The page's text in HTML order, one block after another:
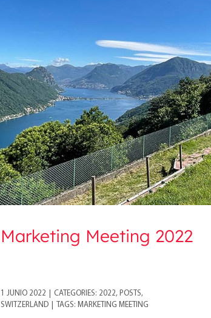
Marketing Meeting
2022
Marketing Meeting 2022
1 JUNIO 2022 CATEGORIES: 2022, POSTS,
SWITZERLAND
TAGS: MARKETING MEETING